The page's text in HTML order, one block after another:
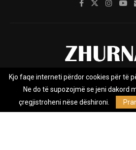
Rreth nesh Impresumi
Privacy Policy
Zhurnal.mk është Agjenci e Lajmeve e
Kjo faqe interneti përdor cookies për të
Ne do të supozojmë se jeni dakord
çregjistroheni nëse dëshironi.